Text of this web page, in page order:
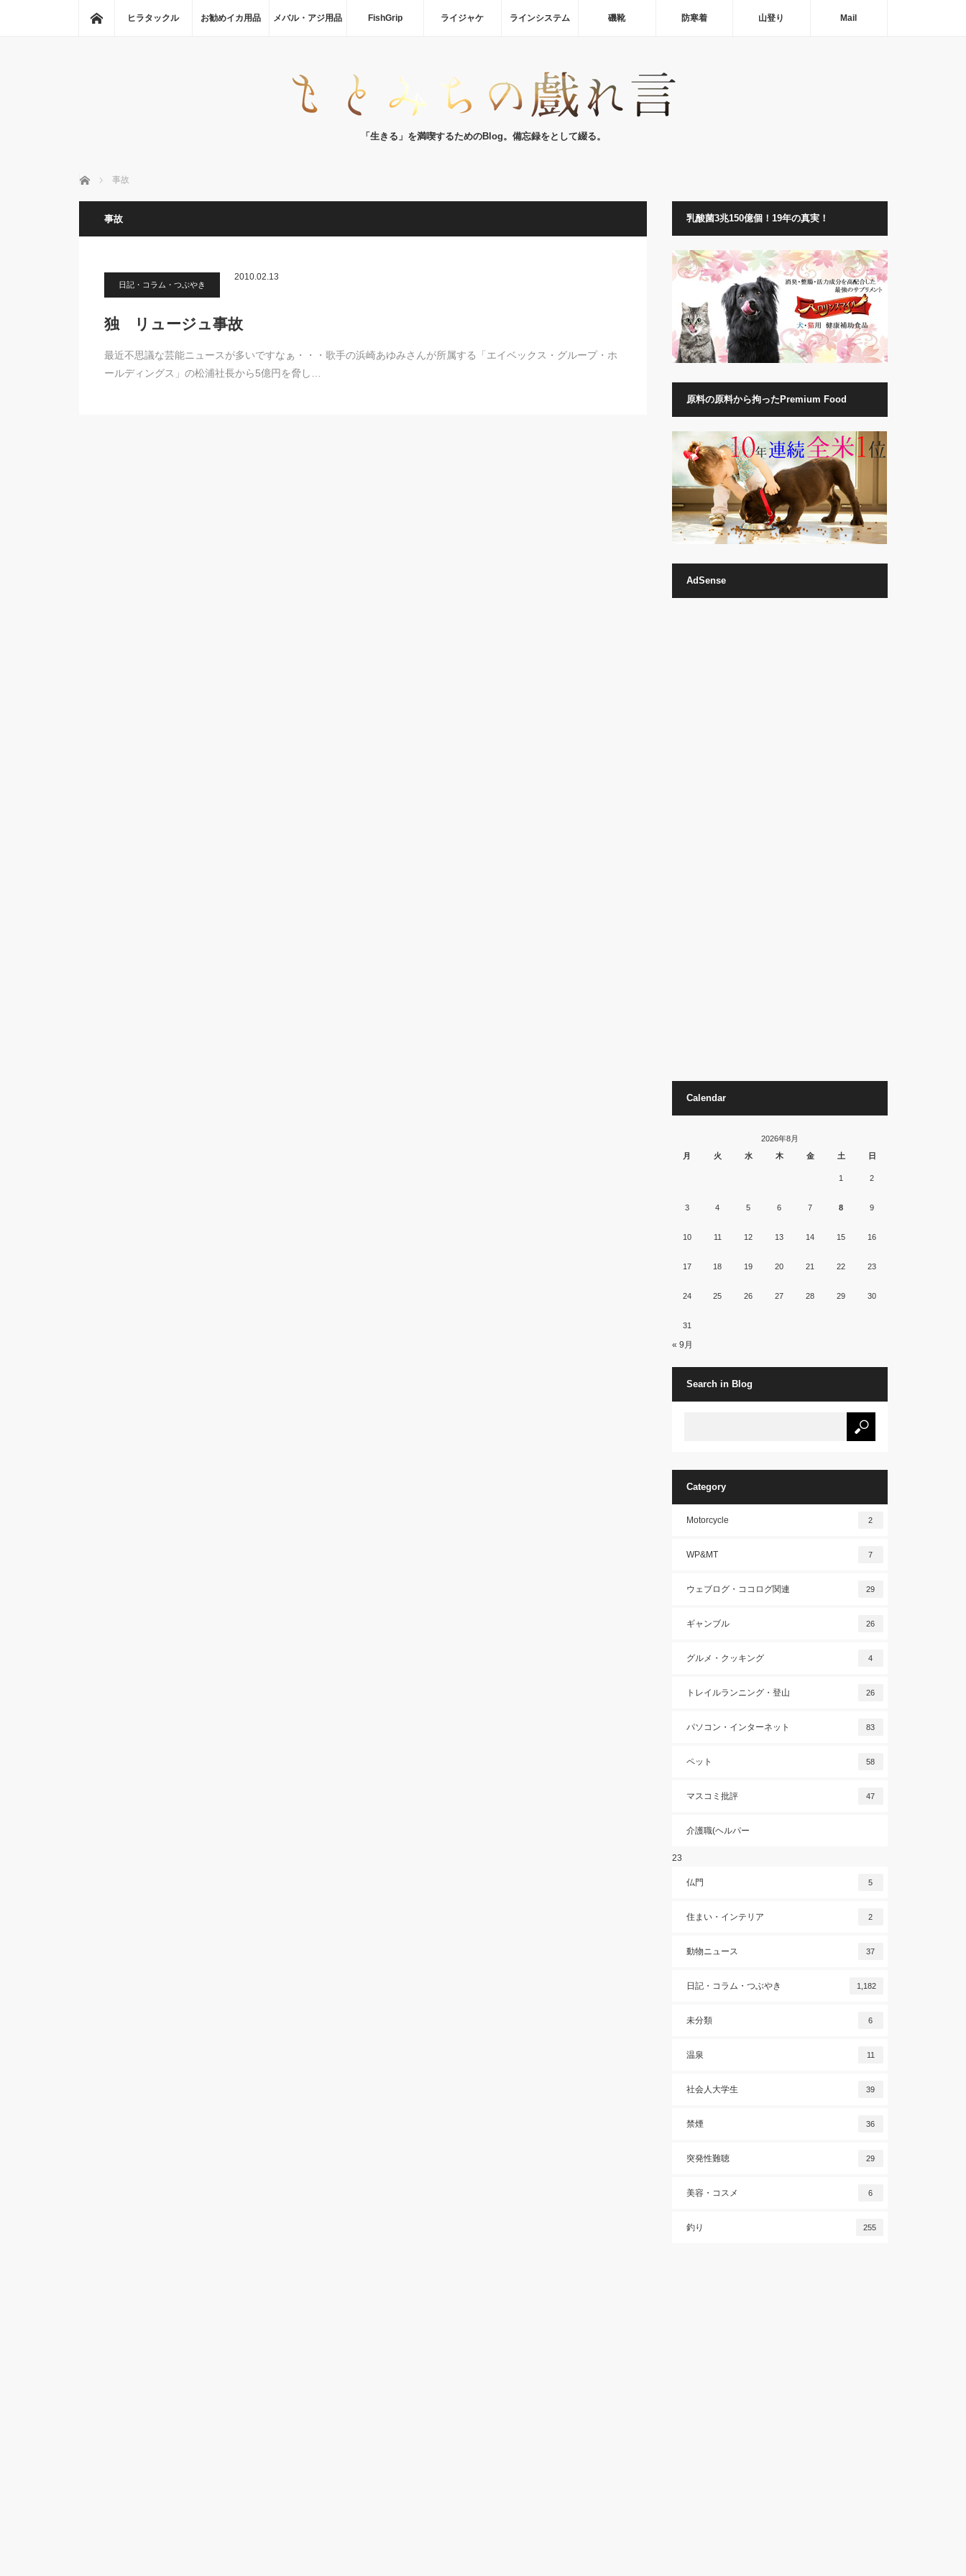
ホーム
ヒラタックル お勧めイカ用品 メバル・アジ用品 FishGrip ライジャケ ラインシステム 磯靴 防寒着 山登り Mail
「生きる」を満喫するためのBlog。備忘録をとして綴る。
ホーム 事故
事故
日記・コラム・つぶやき
2010.02.13
独 リュージュ事故
最近不思議な芸能ニュースが多いですなぁ・・・歌手の浜崎あゆみさんが所属する「エイベックス・グループ・ホ
ールディングス」の松浦社長から5億円を脅し…
乳酸菌3兆150億個！19年の真実！
原料の原料から拘ったPremium Food
AdSense
Calendar
2026年8月
月
火 水 木 金 土 日
1 2
3 4 5 6 7 8 9
10 11 12 13 14 15 16
17 18 19 20 21 22 23
24 25 26 27 28 29 30
31
« 9月
Search in Blog
Category
Motorcycle 2
WP&MT 7
ウェブログ・ココログ関連 29
ギャンブル 26
グルメ・クッキング 4
トレイルランニング・登山 26
パソコン・インターネット 83
ペット 58
マスコミ批評 47
介護職(ヘルパー
23
仏門 5
住まい・インテリア 2
動物ニュース 37
日記・コラム・つぶやき 1,182
未分類 6
温泉 11
社会人大学生 39
禁煙 36
突発性難聴 29
美容・コスメ 6
釣り 255